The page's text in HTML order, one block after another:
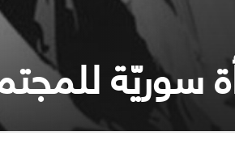
سوريّة